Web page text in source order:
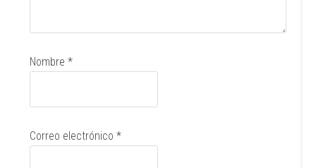
Nombre*
Correo electrónico*